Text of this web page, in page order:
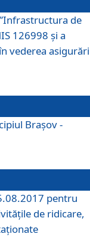
de
126998 și a
vederea
Braşov -
pentru
de ridicare,